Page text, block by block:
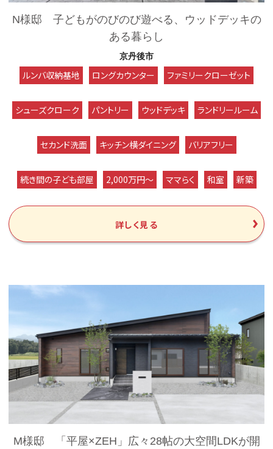
N様邸 子どもがのびのび遊べる、ウッドデッキの
ある暮らし
京丹後市
ルンバ収納基地 ロングカウンター ファミリークローゼット
シューズクローク パントリー ウッドデッキ ランドリールーム
セカンド洗面 キッチン横ダイニング バリアフリー
続き間の子ども部屋 2,000万円～ ママらく 和室 新築
詳しく見る
M様邸 「平屋×ZEH」広々28帖の大空間LDKが開